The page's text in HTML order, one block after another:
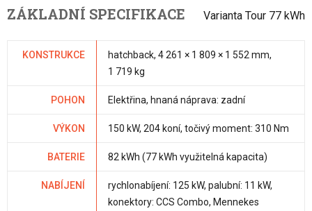
ZÁKLADNÍ SPECIFIKACE Varianta Tour 77 kWh
KONSTRUKCE
hatchback, 4 261 × 1 809 × 1 552 mm,
1 719 kg
POHON Elektřina, hnaná náprava: zadní
VÝKON 150 kW, 204 koní, točivý moment: 310 Nm
BATERIE 82 kWh (77 kWh využitelná kapacita)
NABÍJENÍ
rychlonabíjení: 125 kW, palubní: 11 kW,
konektory: CCS Combo, Mennekes